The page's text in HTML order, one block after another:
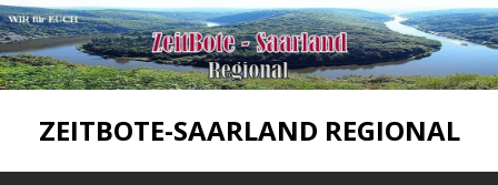
ZEITBOTE-SAARLAND REGIONAL